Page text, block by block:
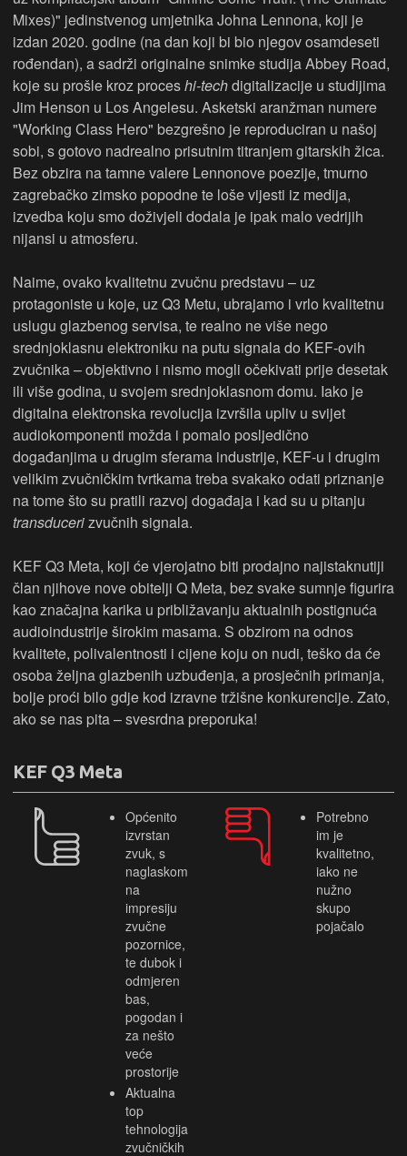
Mixes)" jedinstvenog umjetnika Johna Lennona, koji je
izdan 2020. godine (na dan koji bi bio njegov osamdeseti
rođendan), a sadrži originalne snimke studija Abbey Road,
koje su prošle kroz proceshi-techdigitalizacije u studijima
Jim Henson u Los Angelesu. Asketski aranžman numere
"Working Class Hero" bezgrešno je reproduciran u našoj
sobi, s gotovo nadrealno prisutnim titranjem gitarskih žica.
Bez obzira na tamne valere Lennonove poezije, tmurno
zagrebačko zimsko popodne te loše vijesti iz medija,
izvedba koju smo doživjeli dodala je ipak malo vedrijih
nijansi u atmosferu.
Naime, ovako kvalitetnu zvučnu predstavu – uz
protagoniste u koje, uz Q3 Metu, ubrajamo i vrlo kvalitetnu
uslugu glazbenog servisa, te realno ne više nego
srednjoklasnu elektroniku na putu signala do KEF-ovih
zvučnika – objektivno i nismo mogli očekivati prije desetak
ili više godina, u svojem srednjoklasnom domu. Iako je
digitalna elektronska revolucija izvršila upliv u svijet
audiokomponenti možda i pomalo posljedično
događanjima u drugim sferama industrije, KEF-u i drugim
velikim zvučničkim tvrtkama treba svakako odati priznanje
na tome što su pratili razvoj događaja i kad su u pitanju
transducerizvučnih signala.
KEF Q3 Meta, koji će vjerojatno biti prodajno najistaknutiji
član njihove nove obitelji Q Meta, bez svake sumnje figurira
kao značajna karika u približavanju aktualnih postignuća
audioindustrije širokim masama. S obzirom na odnos
kvalitete, polivalentnosti i cijene koju on nudi, teško da će
osoba željna glazbenih uzbuđenja, a prosječnih primanja,
bolje proći bilo gdje kod izravne tržišne konkurencije. Zato,
ako se nas pita – svesrdna preporuka!
KEF Q3 Meta
Općenito
izvrstan
zvuk, s
naglaskom
na
impresiju
zvučne
pozornice,
te dubok i
odmjeren
bas,
pogodan i
za nešto
veće
prostorije
Aktualna
top
tehnologija
zvučničkih
Potrebno
im je
kvalitetno,
iako ne
nužno
skupo
pojačalo